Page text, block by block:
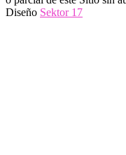
Diseño Sektor 17